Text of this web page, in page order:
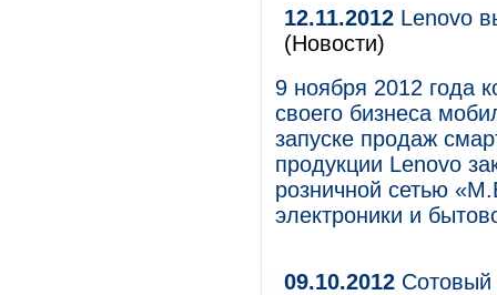
12.11.2012 Lenovo
(Новости)
9 ноября 2012 года
своего бизнеса
запуске продаж
продукции Lenovo
розничной сетью
электроники и
09.10.2012 Сотовый